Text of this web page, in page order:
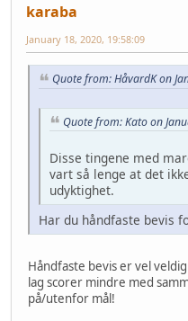
karaba
January 18, 2020, 19:58:09
Quote from: HåvardK on
Quote from: Kato on
Disse tingene med
vart så lenge at det
udyktighet.
Har du håndfaste bevis
Håndfaste bevis er vel
lag scorer mindre med
på/utenfor mål!